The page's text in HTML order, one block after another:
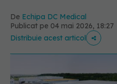
De Echipa DC Medical
Publicat pe 04 mai 2026, 18:27
Distribuie acest articol